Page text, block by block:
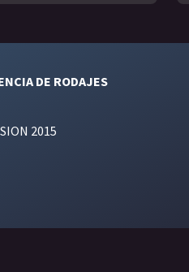
DE RODAJES
2015